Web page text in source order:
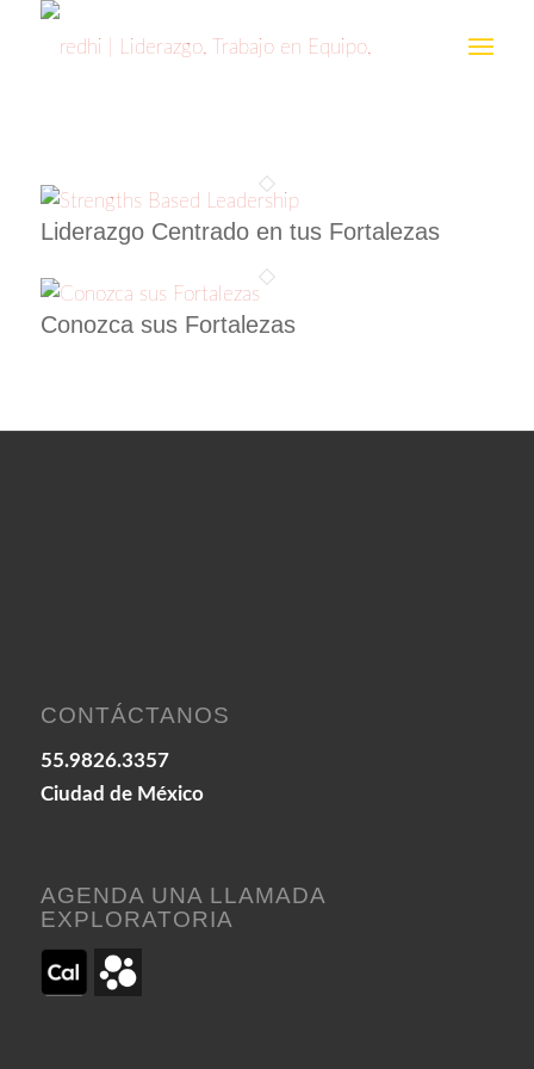
Liderazgo Centrado en tus Fortalezas
Conozca sus Fortalezas
CONTÁCTANOS
55.9826.3357
Ciudad de México
AGENDA UNA LLAMADA
EXPLORATORIA